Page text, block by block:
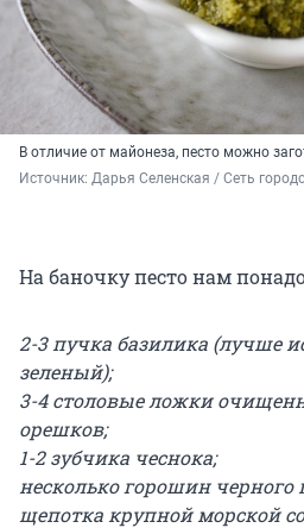
В отличие от майонеза, песто можно
Источник: Дарья Селенская / Сеть
На баночку песто нам
2-3 пучка базилика (лучше
зеленый);
3-4 столовые ложки
орешков;
1-2 зубчика чеснока;
несколько горошин черного
щепотка крупной морской